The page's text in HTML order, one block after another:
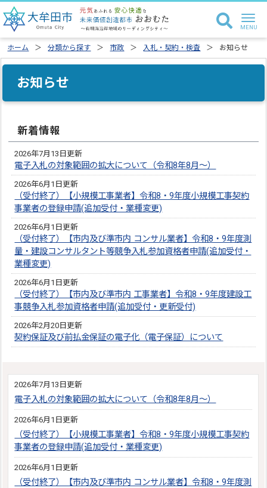
ホーム 分類から探す 市政 入札・契約・検査 お知らせ
お知らせ
新着情報
2026年7月13日更新
電子入札の対象範囲の拡大について（令和8年8月～）
2026年6月1日更新
（受付終了）【小規模工事業者】令和8・9年度小規模工事契約
事業者の登録申請(追加受付・業種変更)
2026年6月1日更新
（受付終了）【市内及び準市内 コンサル業者】令和8・9年度測
量・建設コンサルタント等競争入札参加資格者申請(追加受付・
業種変更)
2026年6月1日更新
（受付終了）【市内及び準市内 工事業者】令和8・9年度建設工
事競争入札参加資格者申請(追加受付・更新受付)
2026年2月20日更新
契約保証及び前払金保証の電子化（電子保証）について
2026年7月13日更新
電子入札の対象範囲の拡大について（令和8年8月～）
2026年6月1日更新
（受付終了）【小規模工事業者】令和8・9年度小規模工事契約
事業者の登録申請(追加受付・業種変更)
2026年6月1日更新
（受付終了）【市内及び準市内 コンサル業者】令和8・9年度測